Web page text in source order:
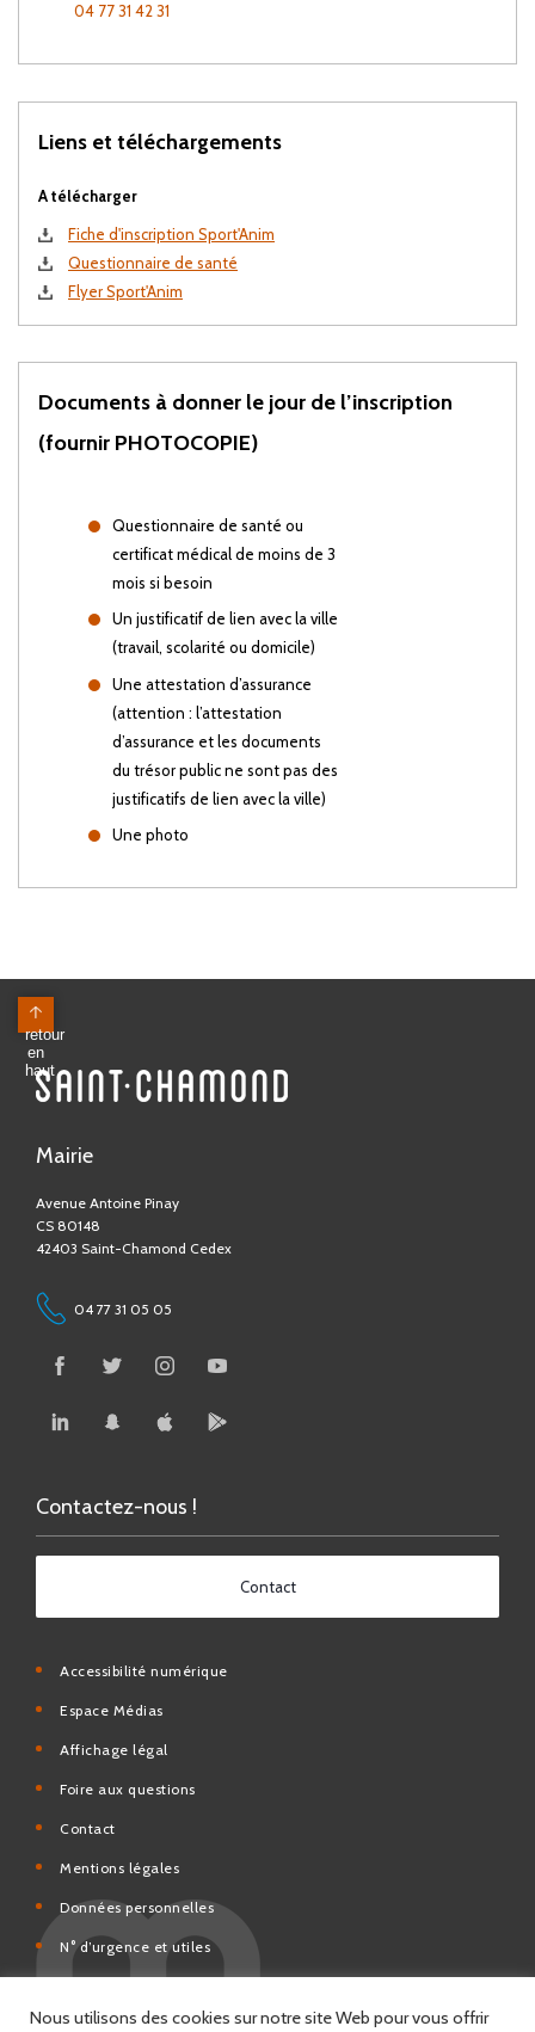
04 77 31 42 31
Liens et téléchargements
A télécharger
Fiche d'inscription Sport'Anim
Questionnaire de santé
Flyer Sport'Anim
Documents à donner le jour de l’inscription
(fournir PHOTOCOPIE)
Questionnaire de santé ou
certificat médical de moins de 3
mois si besoin
Un justificatif de lien avec la ville
(travail, scolarité ou domicile)
Une attestation d’assurance
(attention : l’attestation
d’assurance et les documents
du trésor public ne sont pas des
justificatifs de lien avec la ville)
Une photo
Mairie
Avenue Antoine Pinay
04 77 31 05 05
Contact
Accessibilité numérique
Charte de modération et de bonne conduite des Réseaux
sociaux de la Ville de Saint-Chamond
Nous utilisons des cookies sur notre site Web pour vous offrir